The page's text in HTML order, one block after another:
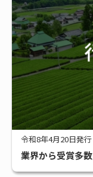
令和8年4月20日発
業界から受賞多